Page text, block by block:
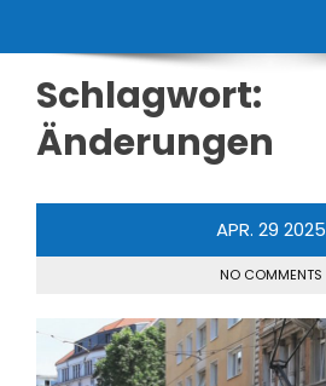
Schlagwort:
Änderungen
APR. 29 2025
NO COMMENTS